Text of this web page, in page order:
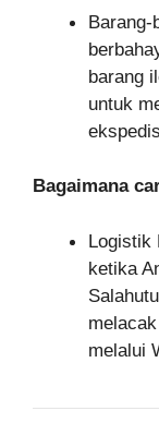
Barang-
barang
untuk
Bagaimana
Logistik
ketika
melalui